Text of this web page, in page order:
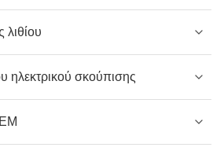
λιθίου
ηλεκτρικού σκούπισης